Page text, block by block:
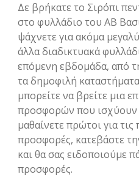
Δε βρήκατε το Σιρόπι
στο φυλλάδιο του ΑΒ
ψάχνετε για ακόμα
άλλα διαδικτυακά
επόμενη εβδομάδα, από
τα δημοφιλή
μπορείτε να βρείτε μια
προσφορών που ισχύουν
μαθαίνετε πρώτοι για τις
προσφορές, κατεβάστε
και θα σας ειδοποιούμε
προσφορές.